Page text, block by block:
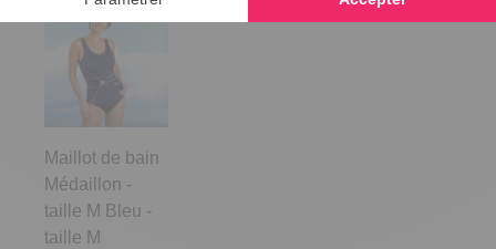
Maillot de bain
Médaillon -
taille M Bleu -
taille M